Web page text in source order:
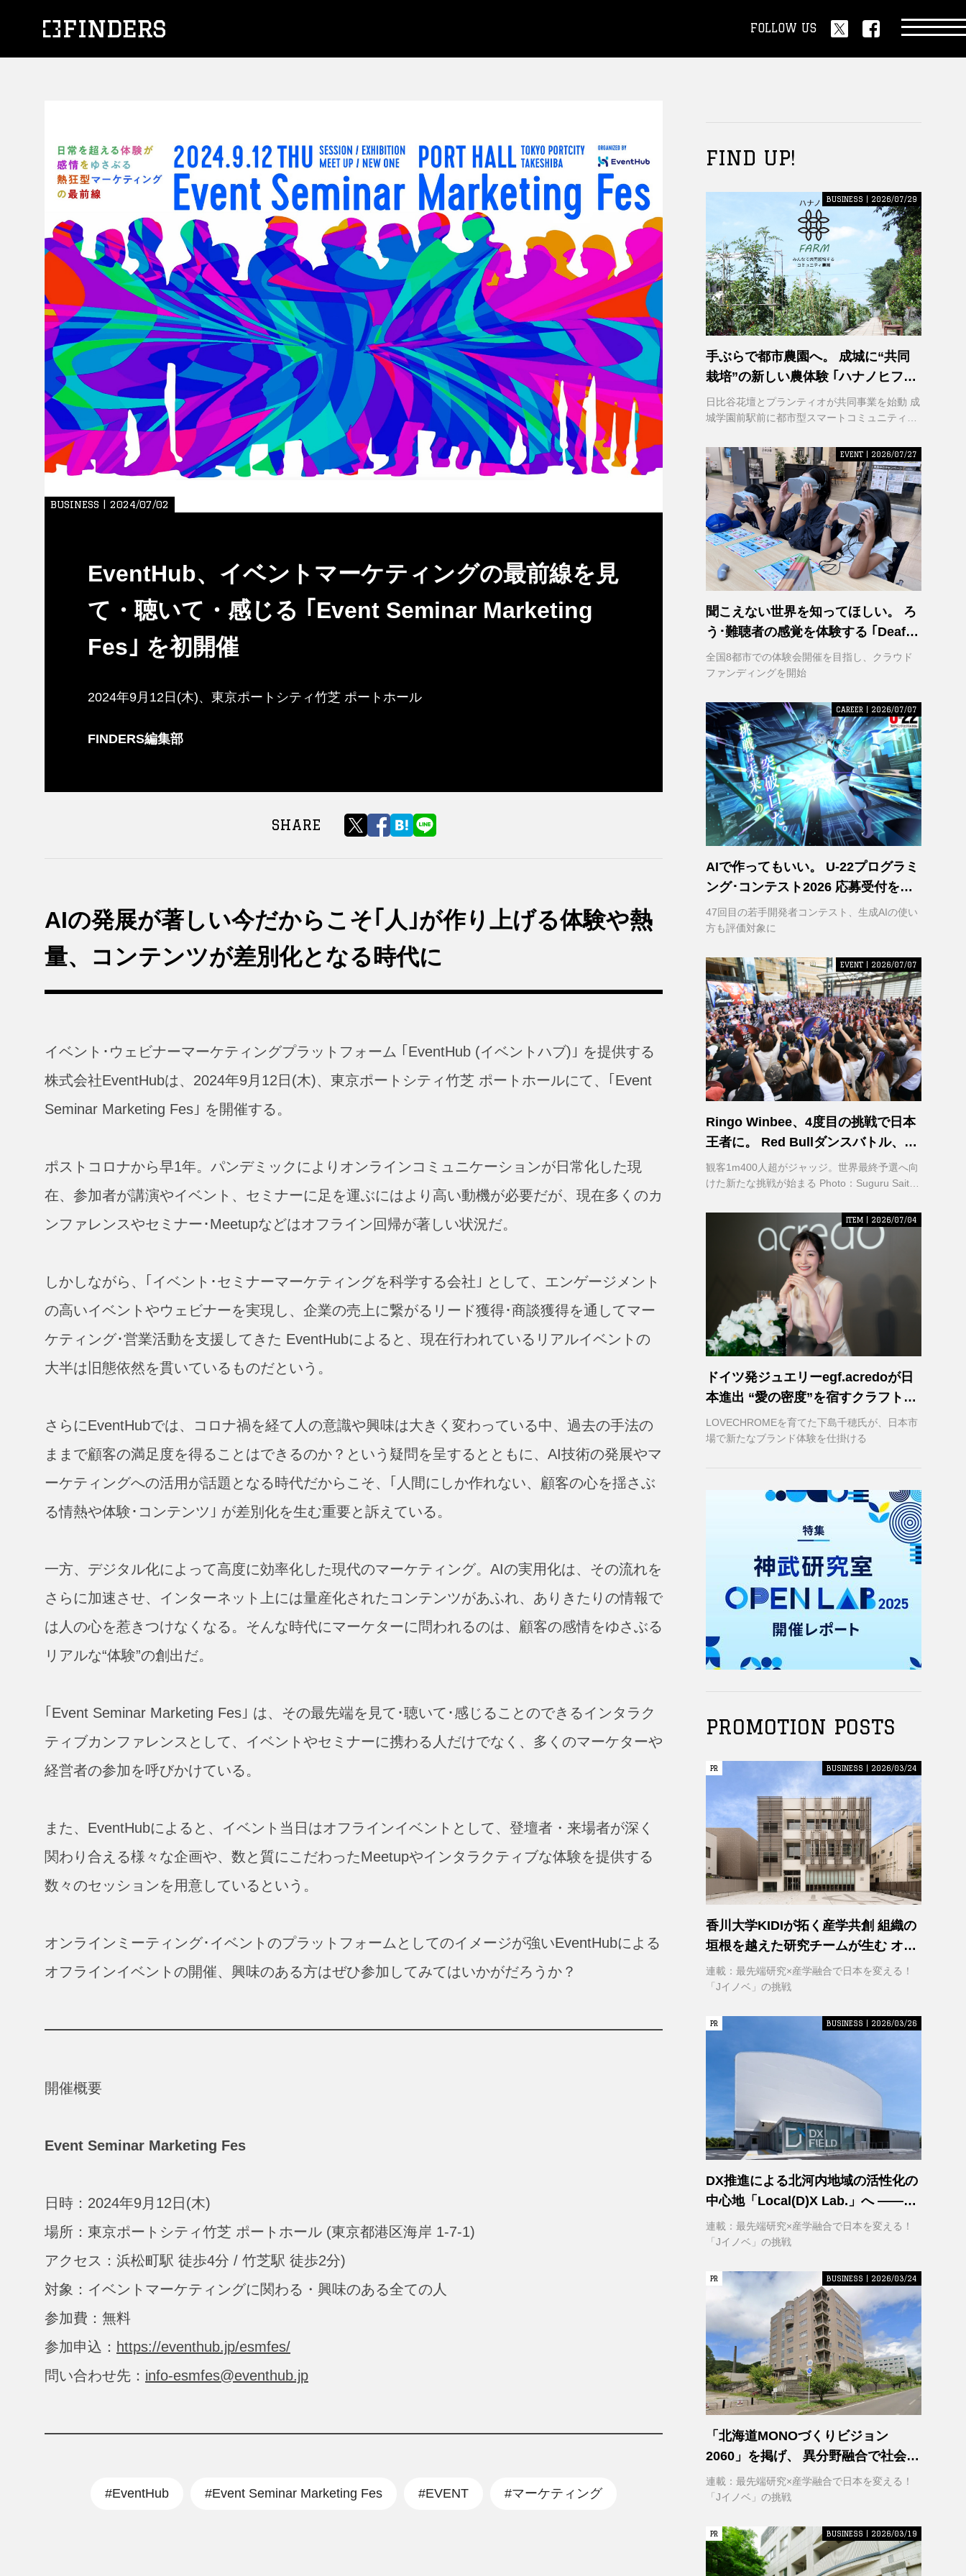
FOLLOW US
BUSINESS | 2024/07/02
EventHub、イベントマーケティングの最前線を見
て・聴いて・感じる ｢Event Seminar Marketing
Fes｣ を初開催
2024年9月12日(木)、東京ポートシティ竹芝 ポートホール
FINDERS編集部
SHARE
AIの発展が著しい今だからこそ｢人｣が作り上げる体験や熱
量、コンテンツが差別化となる時代に
イベント･ウェビナーマーケティングプラットフォーム ｢EventHub (イベントハブ)｣ を提供する
株式会社EventHubは、2024年9月12日(木)、東京ポートシティ竹芝 ポートホールにて、｢Event
Seminar Marketing Fes｣ を開催する。
ポストコロナから早1年。パンデミックによりオンラインコミュニケーションが日常化した現
在、参加者が講演やイベント、セミナーに足を運ぶにはより高い動機が必要だが、現在多くのカ
ンファレンスやセミナー･Meetupなどはオフライン回帰が著しい状況だ。
しかしながら、｢イベント･セミナーマーケティングを科学する会社｣ として、エンゲージメント
の高いイベントやウェビナーを実現し、企業の売上に繋がるリード獲得･商談獲得を通してマー
ケティング･営業活動を支援してきた EventHubによると、現在行われているリアルイベントの
大半は旧態依然を貫いているものだという。
さらにEventHubでは、コロナ禍を経て人の意識や興味は大きく変わっている中、過去の手法の
ままで顧客の満足度を得ることはできるのか？という疑問を呈するとともに、AI技術の発展やマ
ーケティングへの活用が話題となる時代だからこそ、｢人間にしか作れない、顧客の心を揺さぶ
る情熱や体験･コンテンツ｣ が差別化を生む重要と訴えている。
一方、デジタル化によって高度に効率化した現代のマーケティング。AIの実用化は、その流れを
さらに加速させ、インターネット上には量産化されたコンテンツがあふれ、ありきたりの情報で
は人の心を惹きつけなくなる。そんな時代にマーケターに問われるのは、顧客の感情をゆさぶる
リアルな“体験”の創出だ。
｢Event Seminar Marketing Fes｣ は、その最先端を見て･聴いて･感じることのできるインタラク
ティブカンファレンスとして、イベントやセミナーに携わる人だけでなく、多くのマーケターや
経営者の参加を呼びかけている。
また、EventHubによると、イベント当日はオフラインイベントとして、登壇者・来場者が深く
関わり合える様々な企画や、数と質にこだわったMeetupやインタラクティブな体験を提供する
数々のセッションを用意しているという。
オンラインミーティング･イベントのプラットフォームとしてのイメージが強いEventHubによる
オフラインイベントの開催、興味のある方はぜひ参加してみてはいかがだろうか？
開催概要
Event Seminar Marketing Fes
日時：2024年9月12日(木)
場所：東京ポートシティ竹芝 ポートホール (東京都港区海岸 1-7-1)
アクセス：浜松町駅 徒歩4分 / 竹芝駅 徒歩2分)
対象：イベントマーケティングに関わる・興味のある全ての人
参加費：無料
参加申込： https://eventhub.jp/esmfes/
問い合わせ先： info-esmfes@eventhub.jp
#EventHub #Event Seminar Marketing Fes #EVENT #マーケティング
FIND UP!
BUSINESS | 2026/07/29
手ぶらで都市農園へ。 成城に“共同
栽培”の新しい農体験 ｢ハナノヒファ
ーム｣ が誕生
日比谷花壇とプランティオが共同事業を始動 成
城学園前駅前に都市型スマートコミュニティ農
EVENT | 2026/07/27
聞こえない世界を知ってほしい。 ろ
う･難聴者の感覚を体験する ｢Deaf
VR｣ 理解の輪を広げるため支援募集
を開始
全国8都市での体験会開催を目指し、クラウド
ファンディングを開始
CAREER | 2026/07/07
AIで作ってもいい。 U-22プログラミ
ング･コンテスト2026 応募受付を開
始
47回目の若手開発者コンテスト、生成AIの使い
方も評価対象に
EVENT | 2026/07/07
Ringo Winbee、4度目の挑戦で日本
王者に。 Red Bullダンスバトル、六
本木で熱狂
観客1m400人超がジャッジ。世界最終予選へ向
けた新たな挑戦が始まる Photo：Suguru Saito /
ITEM | 2026/07/04
ドイツ発ジュエリーegf.acredoが日
本進出 “愛の密度”を宿すクラフトマ
ンシップ
LOVECHROMEを育てた下島千穂氏が、日本市
場で新たなブランド体験を仕掛ける
PROMOTION POSTS
PR
PR BUSINESS | 2026/03/24
香川大学KIDIが拓く産学共創 組織の
垣根を越えた研究チームが生む オー
プンイノベーション
連載：最先端研究×産学融合で日本を変える！
「Jイノベ」の挑戦
PR
PR BUSINESS | 2026/03/26
DX推進による北河内地域の活性化の
中心地「Local(D)X Lab.」へ ――延
べ1,400㎡の巨大実証空間で地域DX
に挑む 大阪工業大学 DXフィールド
連載：最先端研究×産学融合で日本を変える！
「Jイノベ」の挑戦
PR
PR BUSINESS | 2026/03/24
「北海道MONOづくりビジョン
2060」を掲げ、 異分野融合で社会変
革に挑む 室蘭工業大学 クリエイティ
ブコラボレーションセンター
連載：最先端研究×産学融合で日本を変える！
「Jイノベ」の挑戦
PR
PR BUSINESS | 2026/03/19